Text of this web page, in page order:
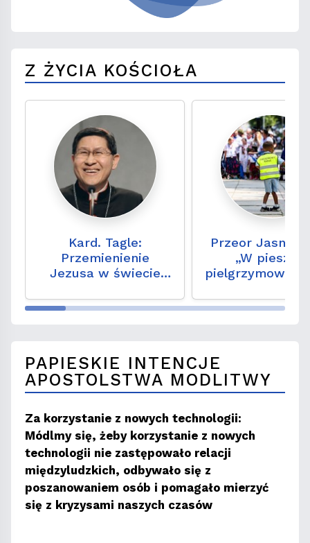
Z ŻYCIA KOŚCIOŁA
Kard. Tagle:
Przemienienie
Jezusa w świecie
Przeor Jasnej
„W pieszym
PAPIESKIE INTENCJE
APOSTOLSTWA MODLITWY
Za korzystanie z nowych technologii:
Módlmy się, żeby korzystanie z nowych
technologii nie zastępowało relacji
międzyludzkich, odbywało się z
poszanowaniem osób i pomagało mierzyć
się z kryzysami naszych czasów